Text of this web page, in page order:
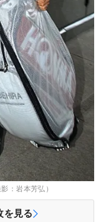
：岩本芳弘）
を見る